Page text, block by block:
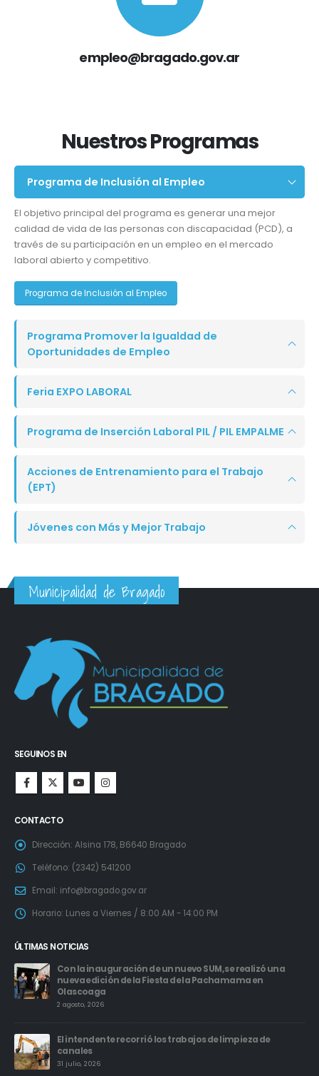
empleo@bragado.gov.ar
Nuestros Programas
Programa de Inclusión al Empleo
El objetivo principal del programa es generar una mejor
calidad de vida de las personas con discapacidad (PCD), a
través de su participación en un empleo en el mercado
laboral abierto y competitivo.
Programa de Inclusión al Empleo
Programa Promover la Igualdad de
Oportunidades de Empleo
Feria EXPO LABORAL
Programa de Inserción Laboral PIL / PIL EMPALME
Acciones de Entrenamiento para el Trabajo
(EPT)
Jóvenes con Más y Mejor Trabajo
Municipalidad de Bragado
SEGUINOS EN
CONTACTO
Dirección: Alsina 178, B6640 Bragado
Teléfono: (2342) 541200
Email: info@bragado.gov.ar
Horario: Lunes a Viernes / 8:00 AM - 14:00 PM
ÚLTIMAS NOTICIAS
Con la inauguración de un nuevo SUM, se realizó una
nueva edición de la Fiesta de la Pachamama en
Olascoaga
2 agosto, 2026
El intendente recorrió los trabajos de limpieza de
canales
31 julio, 2026